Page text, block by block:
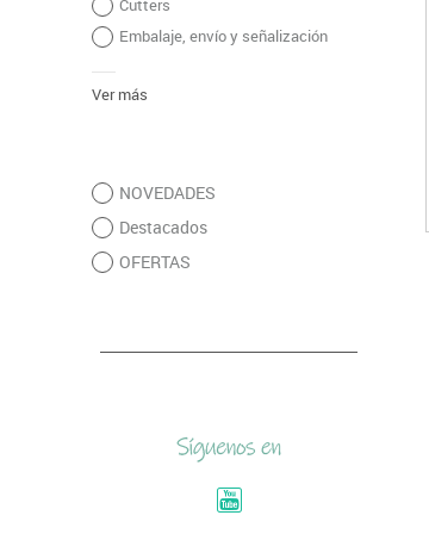
Cutters
Embalaje, envío y señalización
Ver más
NOVEDADES
Destacados
OFERTAS